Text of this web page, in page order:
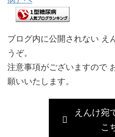
ブログ内に公開されない え
うぞ。
注意事項がございますので
願いいたします。
えんけ宛
こ